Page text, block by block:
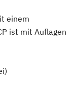
einem
ist mit Auflagen